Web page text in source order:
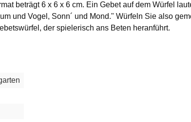
beträgt 6 x 6 x 6 cm. Ein Gebet auf dem Würfel
und Vogel, Sonn´ und Mond." Würfeln Sie also
der spielerisch ans Beten heranführt.